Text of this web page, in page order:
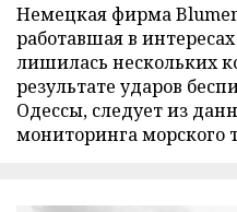
Немецкая фирма
работавшая в
лишилась нескольких
результате ударов
Одессы, следует из
мониторинга морского